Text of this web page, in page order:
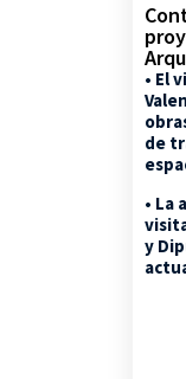
• El
de
• La
y